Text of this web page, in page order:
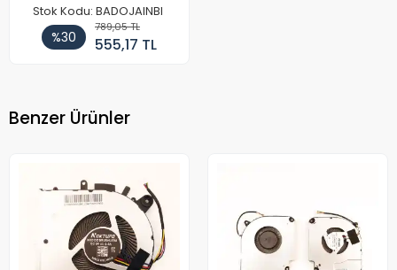
Stok Kodu: BADOJAINBI
%30
789,05 TL
555,17 TL
Benzer Ürünler